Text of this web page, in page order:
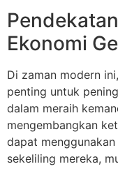
Ekonomi
Di zaman modern
penting untuk
dalam meraih
mengembangkan
dapat
sekeliling mereka,